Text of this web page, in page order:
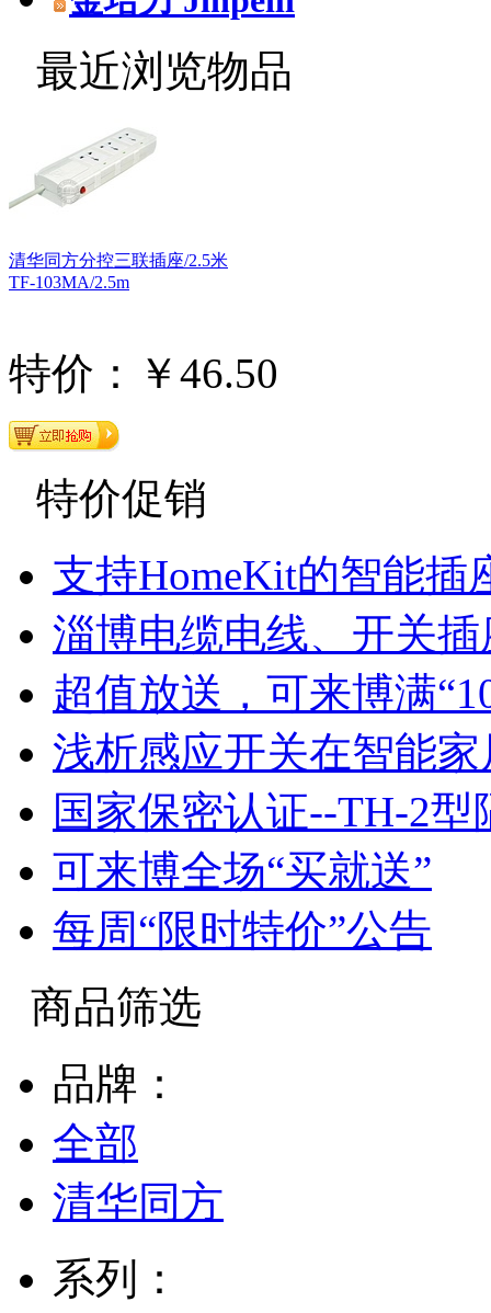
最近浏览物品
清华同方分控三联插座/2.5米
TF-103MA/2.5m
特价：￥46.50
特价促销
支持HomeKit的智能插
淄博电缆电线、开关
超值放送，可来博满
浅析感应开关在智能
国家保密认证--TH-2
可来博全场“买就送”
每周“限时特价”公告
商品筛选
品牌：
全部
清华同方
系列：